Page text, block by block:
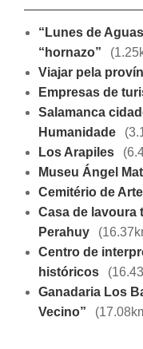
“Lunes de
“hornazo”
Viajar pela
Empresas de
Salamanca
Humanidade
Los Arapiles
Museu Ángel
Cemitério de Arte
Casa de lavoura
Perahuy
Centro de
históricos
Ganadaria Los
Vecino”